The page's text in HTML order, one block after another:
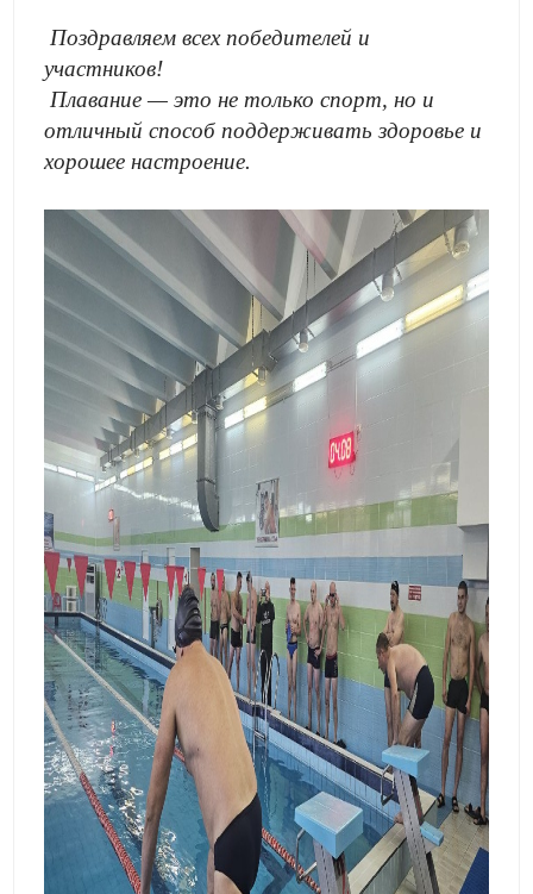
Поздравляем всех победителей и
участников!
Плавание — это не только спорт, но и
отличный способ поддерживать здоровье и
хорошее настроение.